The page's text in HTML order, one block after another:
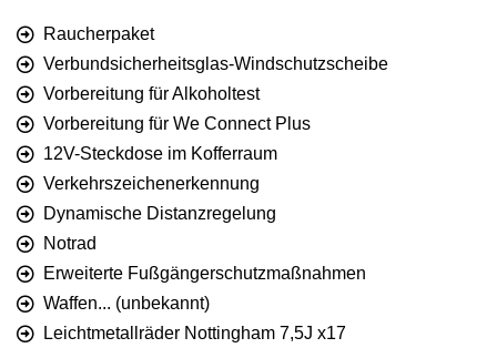
Raucherpaket
Verbundsicherheitsglas-Windschutzscheibe
Vorbereitung für Alkoholtest
Vorbereitung für We Connect Plus
12V-Steckdose im Kofferraum
Verkehrszeichenerkennung
Dynamische Distanzregelung
Notrad
Erweiterte Fußgängerschutzmaßnahmen
Waffen... (unbekannt)
Leichtmetallräder Nottingham 7,5J x17